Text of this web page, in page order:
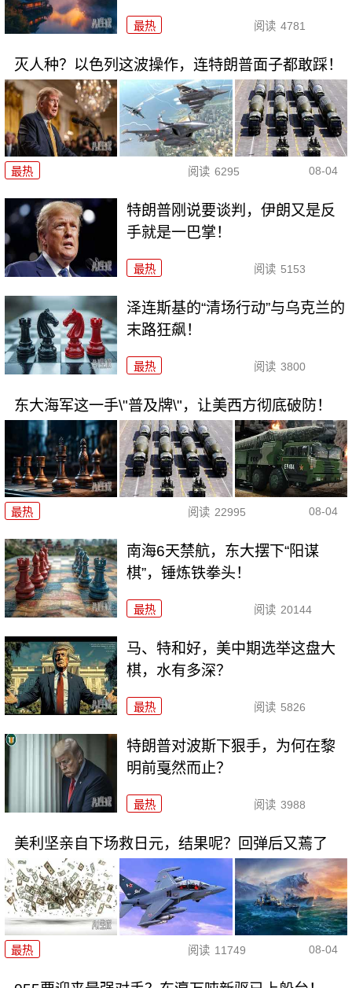
最热 阅读 4781
灭人种？以色列这波操作，连特朗普面子都敢踩！
最热 阅读 6295 08-04
特朗普刚说要谈判，伊朗又是反
手就是一巴掌！
最热 阅读 5153
泽连斯基的“清场行动”与乌克兰的
末路狂飙！
最热 阅读 3800
东大海军这一手\"普及牌\"，让美西方彻底破防！
最热 阅读 22995 08-04
南海6天禁航，东大摆下“阳谋
棋”，锤炼铁拳头！
最热 阅读 20144
马、特和好，美中期选举这盘大
棋，水有多深？
最热 阅读 5826
特朗普对波斯下狠手，为何在黎
明前戛然而止？
最热 阅读 3988
美利坚亲自下场救日元，结果呢？回弹后又蔫了
最热 阅读 11749 08-04